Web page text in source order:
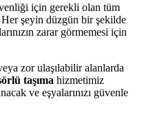
için gerekli olan tüm
şeyin düzgün bir şekilde
zarar görmemesi için
zor ulaşılabilir alanlarda
taşıma hizmetimiz
ve eşyalarınızı güvenle